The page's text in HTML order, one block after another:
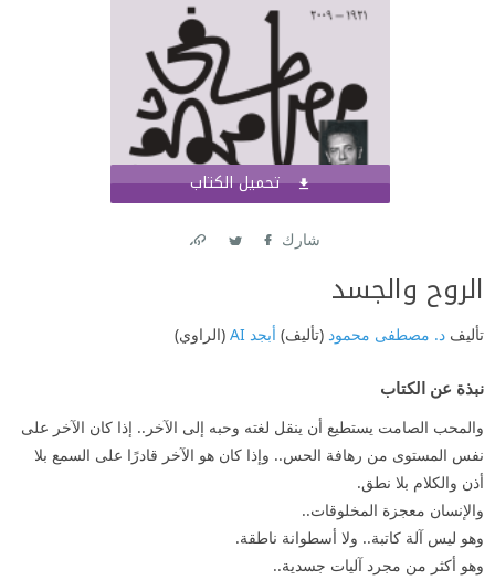
تحميل الكتاب
شارك
الروح والجسد
تأليف د. مصطفى محمود (تأليف) أبجد AI (الراوي)
نبذة عن الكتاب
والمحب الصامت يستطيع أن ينقل لغته وحبه إلى الآخر.. إذا كان الآخر على
نفس المستوى من رهافة الحس.. وإذا كان هو الآخر قادرًا على السمع بلا
أذن والكلام بلا نطق.
والإنسان معجزة المخلوقات..
وهو ليس آلة كاتبة.. ولا أسطوانة ناطقة.
وهو أكثر من مجرد آليات جسدية..